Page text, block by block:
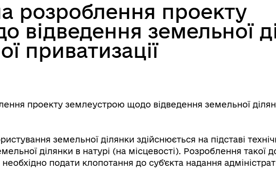
розроблення проекту
відведення земельної
приватизації
проекту землеустрою щодо відведення земельної
земельної ділянки здійснюється на підставі
ділянки в натурі (на місцевості). Розроблення такої
подати клопотання до суб'єкта надання